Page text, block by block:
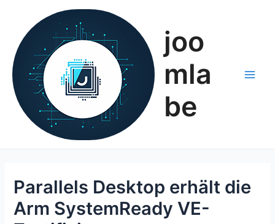
springen
joo
mla
be
Parallels Desktop erhält die
Arm SystemReady VE-